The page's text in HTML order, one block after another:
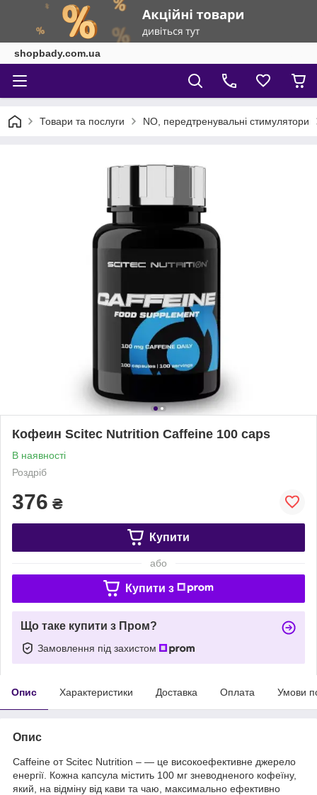
shopbady.com.ua
Товари та послуги NO, передтренувальні стимулятори
Кофеин Scitec Nutrition Caffeine 100 caps
В наявності
Роздріб
376 ₴
Купити
або
Купити з
Що таке купити з Пром?
Замовлення під захистом
Опис Характеристики Доставка Оплата Умови
Опис
Caffeine от Scitec Nutrition – — це високоефективне джерело
енергії. Кожна капсула містить 100 мг зневодненого кофеїну,
який, на відміну від кави та чаю, максимально ефективно